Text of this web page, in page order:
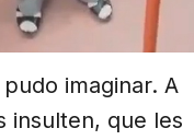
imaginar. A
insulten, que les